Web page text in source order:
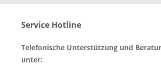
Service Hotline
Telefonische Unterstützung und
unter: